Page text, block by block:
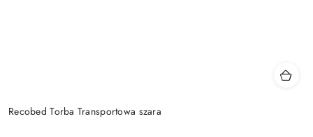
Recobed Torba Transportowa szara